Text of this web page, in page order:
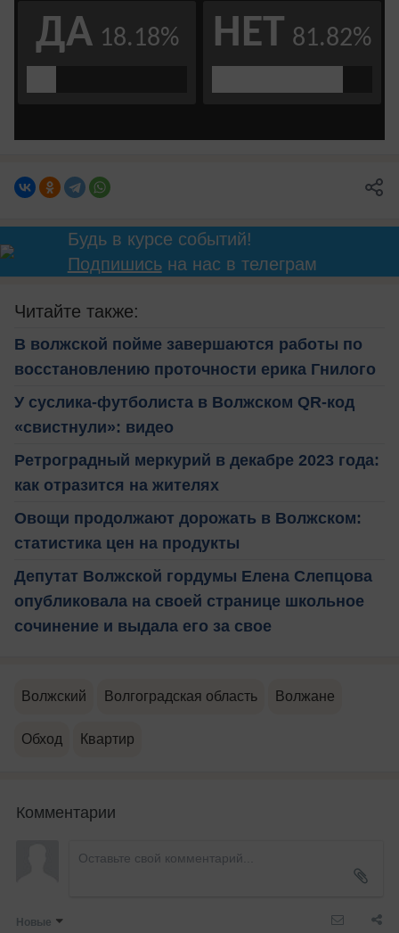
Будь в курсе событий!
Подпишисьна нас в телеграм
Читайте также:
В волжской пойме завершаются работы по
восстановлению проточности ерика Гнилого
У суслика-футболиста в Волжском QR-код
«свистнули»: видео
Ретроградный меркурий в декабре 2023 года:
как отразится на жителях
Овощи продолжают дорожать в Волжском:
статистика цен на продукты
Депутат Волжской гордумы Елена Слепцова
опубликовала на своей странице школьное
сочинение и выдала его за свое
Волжский Волгоградская область Волжане
Обход Квартир
Комментарии
Новые